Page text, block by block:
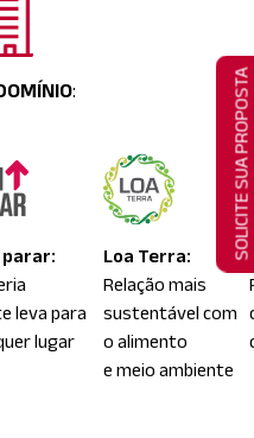
:
parar:
leva para
lugar
Loa Terra:
Relação mais
sustentável com
o alimento
e meio ambiente
SOLICITE SUA PROPOSTA